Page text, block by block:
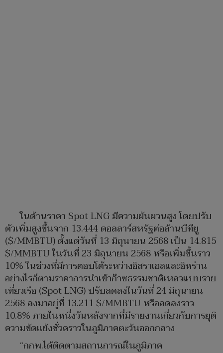
ในด้านราคา Spot LNG มีความผันผวนสูง โดยปรับ
ตัวเพิ่มสูงขึ้นจาก 13.444 ดอลลาร์สหรัฐต่อล้านบีทียู
($/MMBTU) ตั้งแต่วันที่ 13 มิถุนายน 2568 เป็น 14.815
$/MMBTU ในวันที่ 23 มิถุนายน 2568 หรือเพิ่มขึ้นราว
10% ในช่วงที่มีการตอบโต้ระหว่างอิสราเอลและอิหร่าน
อย่างไรก็ตามราคาการนำเข้าก๊าซธรรมชาติเหลวแบบราย
เที่ยวเรือ (Spot LNG) ปรับลดลงในวันที่ 24 มิถุนายน
2568 ลงมาอยู่ที่ 13.211 $/MMBTU หรือลดลงราว
10.8% ภายในหนึ่งวันหลังจากที่มีรายงานเกี่ยวกับการยุติ
ความขัดแย้งชั่วคราวในภูมิภาคตะวันออกกลาง
“กกพ.ได้ติดตามสถานการณ์ในภูมิภาค